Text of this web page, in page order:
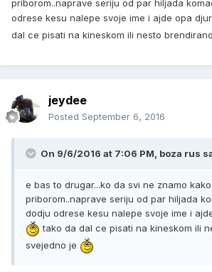
priborom..naprave seriju od par hiljada
odrese kesu nalepe svoje ime i ajde opa
dal ce pisati na kineskom ili nesto
jeydee
Posted September 6, 2016
On 9/6/2016 at 7:06 PM, boza rus
e bas to drugar...ko da svi ne znamo
priborom..naprave seriju od par hiljada
dodju odrese kesu nalepe svoje ime i
tako da dal ce pisati na kineskom ili
svejedno je